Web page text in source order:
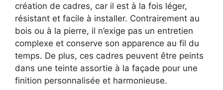
création de cadres, car il est à la fois léger,
résistant et facile à installer. Contrairement au
bois ou à la pierre, il n’exige pas un entretien
complexe et conserve son apparence au fil du
temps. De plus, ces cadres peuvent être peints
dans une teinte assortie à la façade pour une
finition personnalisée et harmonieuse.